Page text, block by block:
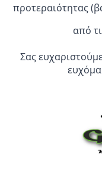
24,05 €.
είναι:
18,95 €.
Καλάθι
προτεραιότητας
από
Σας